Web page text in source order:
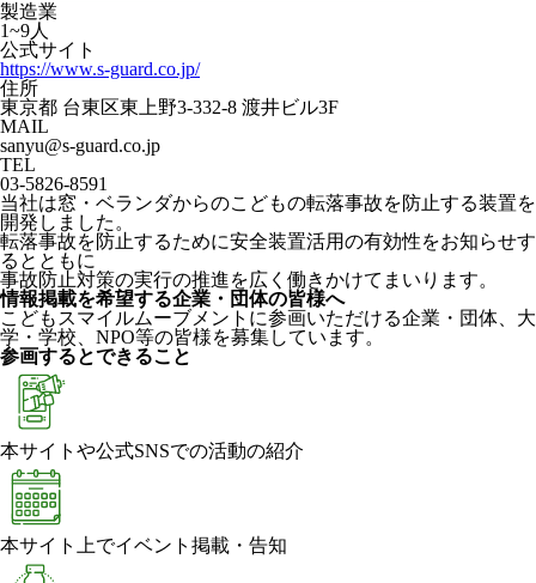
製造業
1~9人
公式サイト
https://www.s-guard.co.jp/
住所
東京都 台東区東上野3-332-8 渡井ビル3F
MAIL
sanyu@s-guard.co.jp
TEL
03-5826-8591
当社は窓・ベランダからのこどもの転落事故を防止する装置を
開発しました。
転落事故を防止するために安全装置活用の有効性をお知らせす
るとともに
事故防止対策の実行の推進を広く働きかけてまいります。
情報掲載を希望する企業・団体の皆様へ
こどもスマイルムーブメントに参画いただける企業・団体、大
学・学校、NPO等の皆様を募集しています。
参画するとできること
本サイトや公式SNSでの活動の紹介
本サイト上でイベント掲載・告知